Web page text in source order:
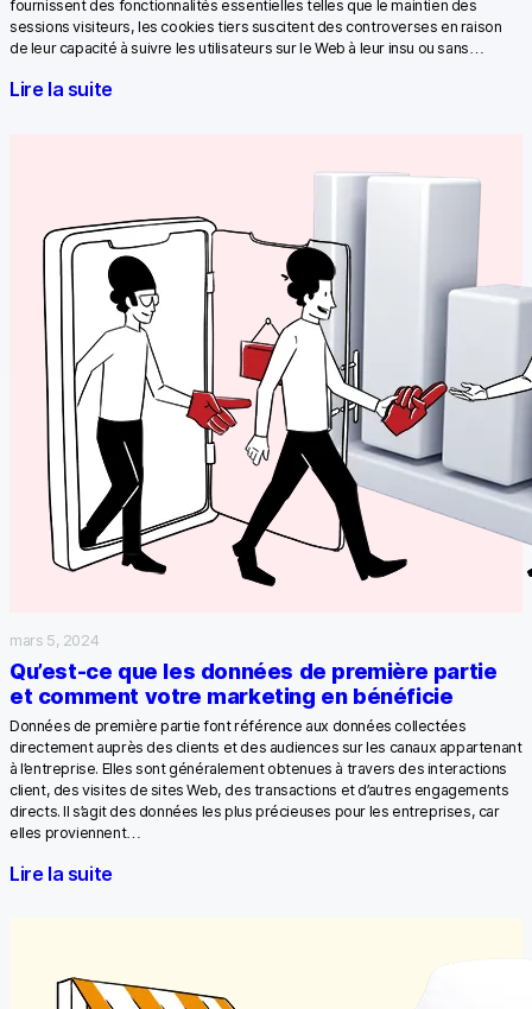
fournissent des fonctionnalités essentielles telles que le maintien des
sessions visiteurs, les cookies tiers suscitent des controverses en raison
de leur capacité à suivre les utilisateurs sur le Web à leur insu ou sans…
Lire la suite
mars 5, 2024
Qu’est-ce que les données de première partie
et comment votre marketing en bénéficie
Données de première partie font référence aux données collectées
directement auprès des clients et des audiences sur les canaux appartenant
à l’entreprise. Elles sont généralement obtenues à travers des interactions
client, des visites de sites Web, des transactions et d’autres engagements
directs. Il s’agit des données les plus précieuses pour les entreprises, car
elles proviennent…
Lire la suite